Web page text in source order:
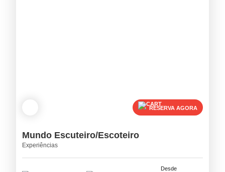
RESERVA AGORA
Mundo Escuteiro/Escoteiro
Experiências
Desde